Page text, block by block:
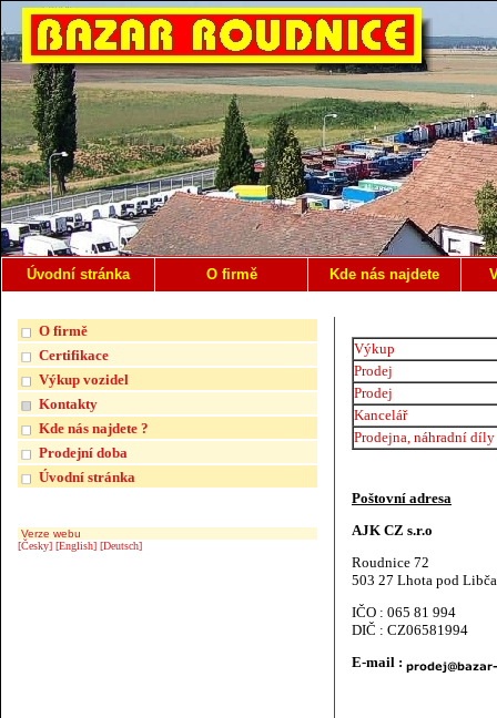
Úvodní stránka O firmě Kde nás najdete
O firmě
Certifikace
Výkup vozidel
Kontakty
Kde nás najdete ?
Prodejní doba
Úvodní stránka
Verze webu
[Česky] [English] [Deutsch]
Výkup
Prodej
Prodej
Kancelář
Prodejna, náhradní díly
Poštovní adresa
AJK CZ s.r.o
Roudnice 72
503 27 Lhota pod
IČO : 065 81 994
DIČ : CZ06581994
E-mail :